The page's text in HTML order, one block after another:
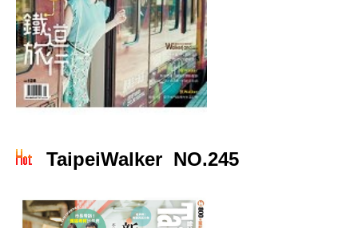
TaipeiWalker NO.245